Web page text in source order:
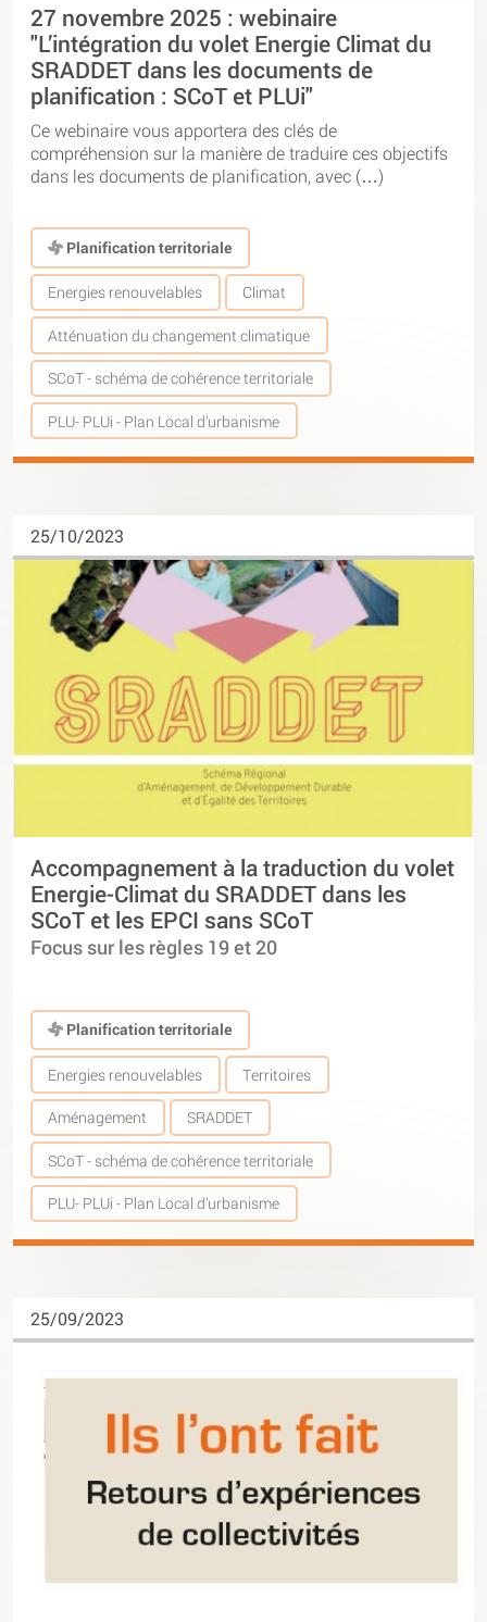
27 novembre 2025 : webinaire
"L’intégration du volet Energie Climat du
SRADDET dans les documents de
planification : SCoT et PLUi"
Ce webinaire vous apportera des clés de
compréhension sur la manière de traduire ces objectifs
dans les documents de planification, avec (…)
Planification territoriale
Energies renouvelables Climat
Atténuation du changement climatique
SCoT - schéma de cohérence territoriale
PLU- PLUi - Plan Local d’urbanisme
25/10/2023
Accompagnement à la traduction du volet
Energie-Climat du SRADDET dans les
SCoT et les EPCI sans SCoT
Focus sur les règles 19 et 20
Planification territoriale
Energies renouvelables Territoires
Aménagement SRADDET
SCoT - schéma de cohérence territoriale
PLU- PLUi - Plan Local d’urbanisme
25/09/2023